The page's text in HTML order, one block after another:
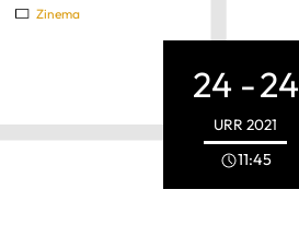
Zinema
24 -24
URR 2021
11:45